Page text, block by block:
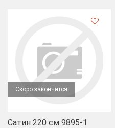
Скоро закончится
Сатин 220 см 9895-1